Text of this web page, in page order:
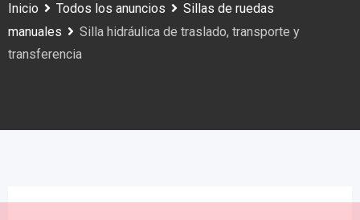
Inicio Todos los anuncios
Sillas de ruedas
manuales
Silla hidráulica de traslado, transporte y
transferencia